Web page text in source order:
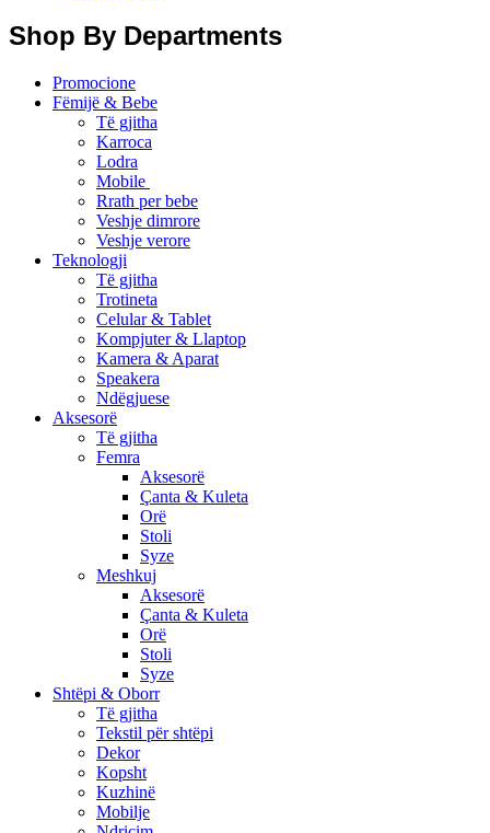
Shop By Departments
Promocione
Fëmijë & Bebe
Të gjitha
Karroca
Lodra
Mobile
Rrath per bebe
Veshje dimrore
Veshje verore
Teknologji
Të gjitha
Trotineta
Celular & Tablet
Kompjuter & Llaptop
Kamera & Aparat
Speakera
Ndëgjuese
Aksesorë
Të gjitha
Femra
Aksesorë
Çanta & Kuleta
Orë
Stoli
Syze
Meshkuj
Aksesorë
Çanta & Kuleta
Orë
Stoli
Syze
Shtëpi & Oborr
Të gjitha
Tekstil për shtëpi
Dekor
Kopsht
Kuzhinë
Mobilje